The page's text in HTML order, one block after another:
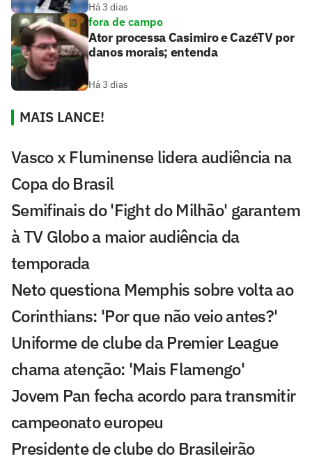
Há 3 dias
fora de campo
Ator processa Casimiro e CazéTV por
danos morais; entenda
Há 3 dias
MAIS LANCE!
Vasco x Fluminense lidera audiência na
Copa do Brasil
Semifinais do 'Fight do Milhão' garantem
à TV Globo a maior audiência da
temporada
Neto questiona Memphis sobre volta ao
Corinthians: 'Por que não veio antes?'
Uniforme de clube da Premier League
chama atenção: 'Mais Flamengo'
Jovem Pan fecha acordo para transmitir
campeonato europeu
Presidente de clube do Brasileirão